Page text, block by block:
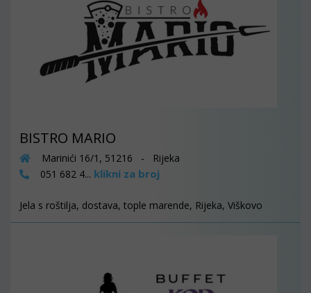
BISTRO MARIO
Marinići 16/1, 51216 - Rijeka
051 682 4... klikni za broj
Jela s roštilja, dostava, tople marende, Rijeka, Viškovo